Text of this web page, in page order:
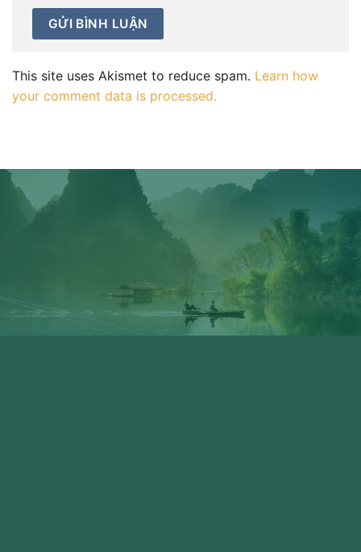
This site uses Akismet to reduce spam. Learn how
your comment data is processed.